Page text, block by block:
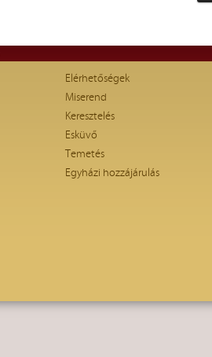
Elérhetőségek
Miserend
Keresztelés
Esküvő
Temetés
Egyházi hozzájárulás